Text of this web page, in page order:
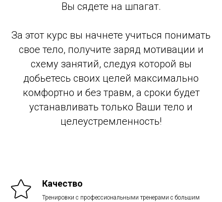
Вы сядете на шпагат.
За этот курс вы начнете учиться понимать
свое тело, получите заряд мотивации и
схему занятий, следуя которой вы
добьетесь своих целей максимально
комфортно и без травм, а сроки будет
устанавливать только Ваши тело и
целеустремленность!
Качество
Тренировки с профессиональными тренерами с большим